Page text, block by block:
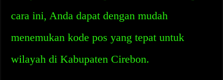
cara ini, Anda dapat dengan mudah
menemukan kode pos yang tepat untuk
wilayah di Kabupaten Cirebon.